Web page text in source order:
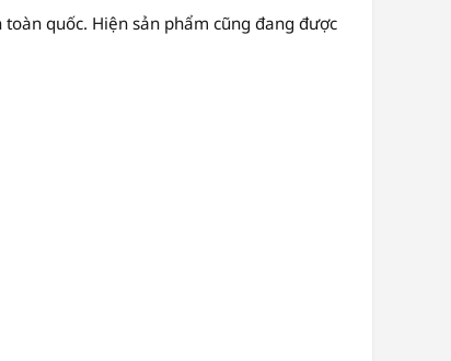
quốc. Hiện sản phẩm cũng đang được